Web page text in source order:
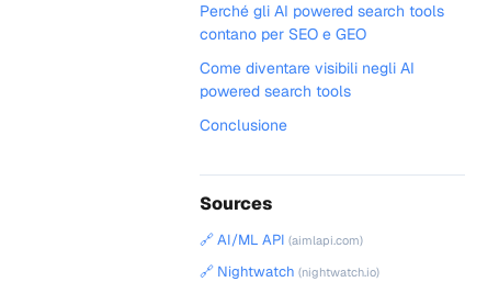
Perché gli AI powered search tools
contano per SEO e GEO
Come diventare visibili negli AI
powered search tools
Conclusione
Sources
🔗 AI/ML API (aimlapi.com)
🔗 Nightwatch (nightwatch.io)